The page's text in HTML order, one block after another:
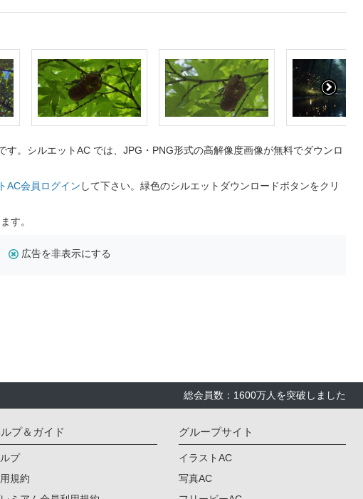
。シルエットAC では、JPG・PNG形式の高解像度画像が無料でダウンロ
AC会員ログイン して下さい。緑色のシルエットダウンロードボタンをクリ
す。
広告を非表示にする
総会員数：1600万人を突破しました
プ＆ガイド
プ
規約
グループサイト
イラストAC
写真AC